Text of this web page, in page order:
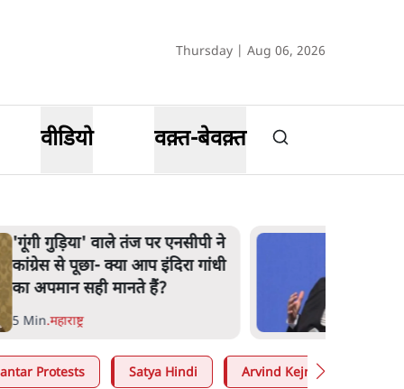
Thursday | Aug 06, 2026
वीडियो वक़्त-बेवक़्त
'गूंगी गुड़िया' वाले तंज पर एनसीपी ने
कांग्रेस से पूछा- क्या आप इंदिरा गांधी
का अपमान सही मानते हैं?
5 Min.महाराष्ट्र
Protests Satya Hindi Arvind Kejriwal